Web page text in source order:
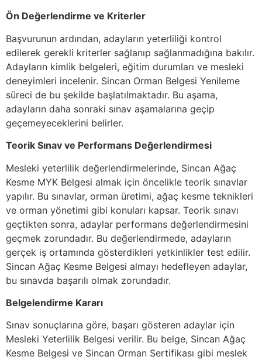
Ön Değerlendirme ve Kriterler
Başvurunun ardından, adayların yeterliliği kontrol
edilerek gerekli kriterler sağlanıp sağlanmadığına bakılır.
Adayların kimlik belgeleri, eğitim durumları ve mesleki
deneyimleri incelenir. Sincan Orman Belgesi Yenileme
süreci de bu şekilde başlatılmaktadır. Bu aşama,
adayların daha sonraki sınav aşamalarına geçip
geçemeyeceklerini belirler.
Teorik Sınav ve Performans Değerlendirmesi
Mesleki yeterlilik değerlendirmelerinde, Sincan Ağaç
Kesme MYK Belgesi almak için öncelikle teorik sınavlar
yapılır. Bu sınavlar, orman üretimi, ağaç kesme teknikleri
ve orman yönetimi gibi konuları kapsar. Teorik sınavı
geçtikten sonra, adaylar performans değerlendirmesini
geçmek zorundadır. Bu değerlendirmede, adayların
gerçek iş ortamında gösterdikleri yetkinlikler test edilir.
Sincan Ağaç Kesme Belgesi almayı hedefleyen adaylar,
bu sınavda başarılı olmak zorundadır.
Belgelendirme Kararı
Sınav sonuçlarına göre, başarı gösteren adaylar için
Mesleki Yeterlilik Belgesi verilir. Bu belge, Sincan Ağaç
Kesme Belgesi ve Sincan Orman Sertifikası gibi meslek